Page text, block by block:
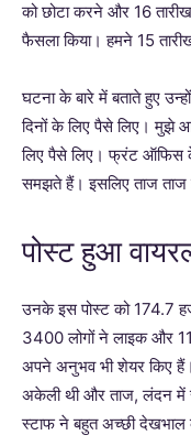
को छोटा करने और 16
फैसला किया। हमने 15
घटना के बारे में बताते हुए
दिनों के लिए पैसे लिए। मुझे
लिए पैसे लिए। फ्रंट ऑफिस के
समझते हैं। इसलिए ताज ताज
पोस्ट हुआ
उनके इस पोस्ट को 174.7
3400 लोगों ने लाइक और
अपने अनुभव भी शेयर किए
अकेली थी और ताज, लंदन में
स्टाफ ने बहुत अच्छी देखभाल